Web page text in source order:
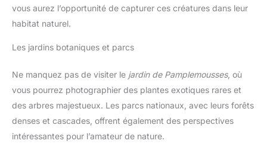
vous aurez l’opportunité de capturer ces créatures dans leur
habitat naturel.
Les jardins botaniques et parcs
Ne manquez pas de visiter le jardin de Pamplemousses, où
vous pourrez photographier des plantes exotiques rares et
des arbres majestueux. Les parcs nationaux, avec leurs forêts
denses et cascades, offrent également des perspectives
intéressantes pour l’amateur de nature.